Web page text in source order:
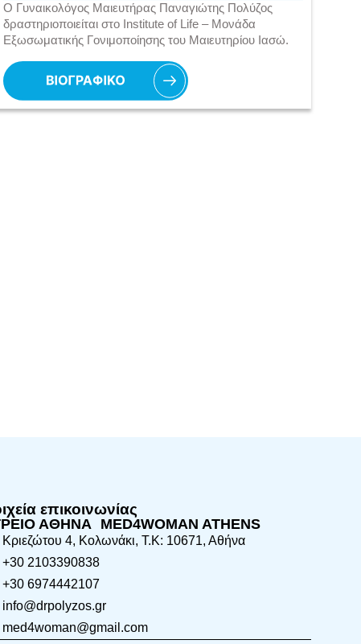
Ο Γυναικολόγος Μαιευτήρας Παναγιώτης Πολύζος
δραστηριοποιείται στο Institute of Life – Μονάδα
Εξωσωματικής Γονιμοποίησης του Μαιευτηρίου Ιασώ.
επικοινωνίας
ΑΘΗΝΑ MED4WOMAN ATHENS
Κριεζώτου 4, Κολωνάκι, Τ.Κ: 10671, Αθήνα
+30 2103390838
+30 6974442107
info@drpolyzos.gr
med4woman@gmail.com